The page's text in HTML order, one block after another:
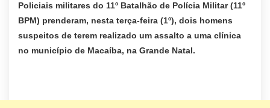
Policiais militares do 11º Batalhão de Polícia Militar (11º
BPM) prenderam, nesta terça-feira (1º), dois homens
suspeitos de terem realizado um assalto a uma clínica
no município de Macaíba, na Grande Natal.